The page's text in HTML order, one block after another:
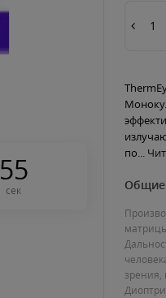
53
сек
по...
Общие
зрения,